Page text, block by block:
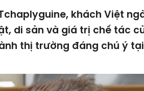
khách Việt
di sản và giá trị chế tác
thị trường đáng chú ý